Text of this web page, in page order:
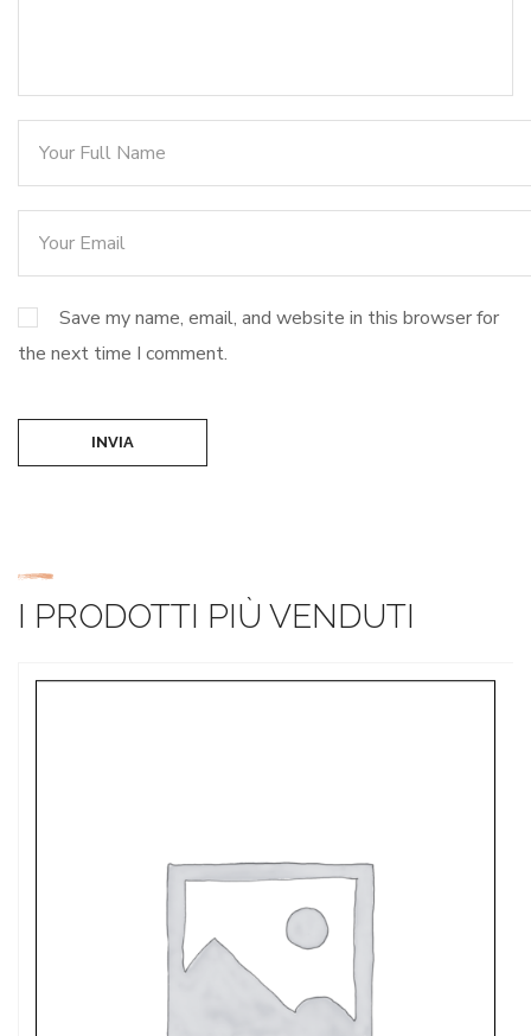
Save my name, email, and website in this browser for
the next time I comment.
INVIA
I PRODOTTI PIÙ VENDUTI